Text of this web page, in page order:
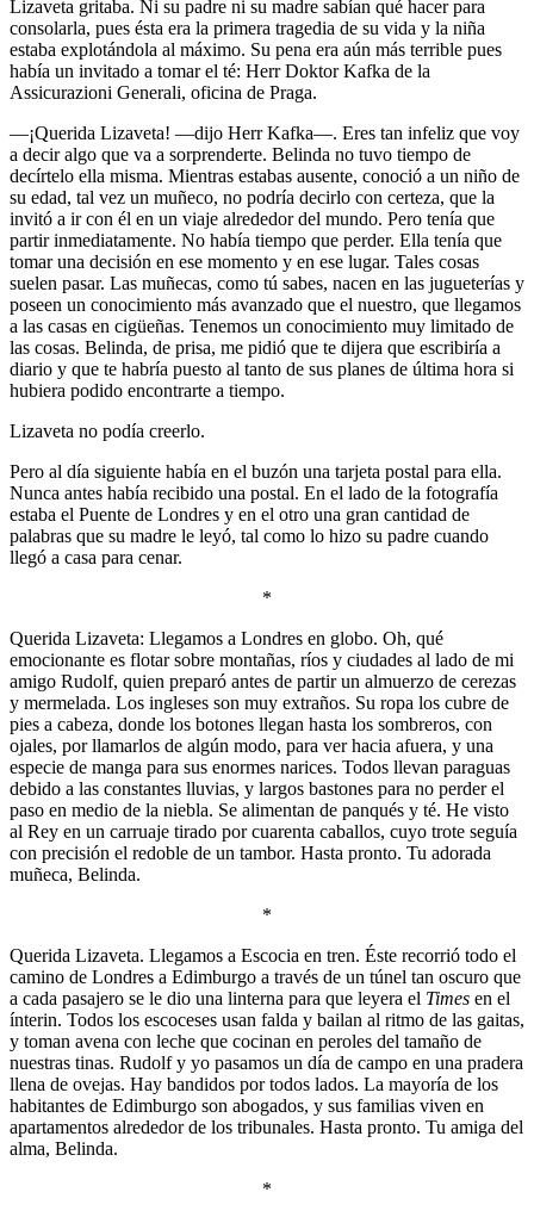
Lizaveta gritaba. Ni su padre ni su madre sabían qué hacer para
consolarla, pues ésta era la primera tragedia de su vida y la niña
estaba explotándola al máximo. Su pena era aún más terrible pues
había un invitado a tomar el té: Herr Doktor Kafka de la
Assicurazioni Generali, oficina de Praga.
—¡Querida Lizaveta! —dijo Herr Kafka—. Eres tan infeliz que voy
a decir algo que va a sorprenderte. Belinda no tuvo tiempo de
decírtelo ella misma. Mientras estabas ausente, conoció a un niño de
su edad, tal vez un muñeco, no podría decirlo con certeza, que la
invitó a ir con él en un viaje alrededor del mundo. Pero tenía que
partir inmediatamente. No había tiempo que perder. Ella tenía que
tomar una decisión en ese momento y en ese lugar. Tales cosas
suelen pasar. Las muñecas, como tú sabes, nacen en las jugueterías y
poseen un conocimiento más avanzado que el nuestro, que llegamos
a las casas en cigüeñas. Tenemos un conocimiento muy limitado de
las cosas. Belinda, de prisa, me pidió que te dijera que escribiría a
diario y que te habría puesto al tanto de sus planes de última hora si
hubiera podido encontrarte a tiempo.
Lizaveta no podía creerlo.
Pero al día siguiente había en el buzón una tarjeta postal para ella.
Nunca antes había recibido una postal. En el lado de la fotografía
estaba el Puente de Londres y en el otro una gran cantidad de
palabras que su madre le leyó, tal como lo hizo su padre cuando
llegó a casa para cenar.
*
Querida Lizaveta: Llegamos a Londres en globo. Oh, qué
emocionante es flotar sobre montañas, ríos y ciudades al lado de mi
amigo Rudolf, quien preparó antes de partir un almuerzo de cerezas
y mermelada. Los ingleses son muy extraños. Su ropa los cubre de
pies a cabeza, donde los botones llegan hasta los sombreros, con
ojales, por llamarlos de algún modo, para ver hacia afuera, y una
especie de manga para sus enormes narices. Todos llevan paraguas
debido a las constantes lluvias, y largos bastones para no perder el
paso en medio de la niebla. Se alimentan de panqués y té. He visto
al Rey en un carruaje tirado por cuarenta caballos, cuyo trote seguía
con precisión el redoble de un tambor. Hasta pronto. Tu adorada
muñeca, Belinda.
*
Querida Lizaveta. Llegamos a Escocia en tren. Éste recorrió todo el
camino de Londres a Edimburgo a través de un túnel tan oscuro que
a cada pasajero se le dio una linterna para que leyera el Times en el
ínterin. Todos los escoceses usan falda y bailan al ritmo de las gaitas,
y toman avena con leche que cocinan en peroles del tamaño de
nuestras tinas. Rudolf y yo pasamos un día de campo en una pradera
llena de ovejas. Hay bandidos por todos lados. La mayoría de los
habitantes de Edimburgo son abogados, y sus familias viven en
apartamentos alrededor de los tribunales. Hasta pronto. Tu amiga del
alma, Belinda.
*